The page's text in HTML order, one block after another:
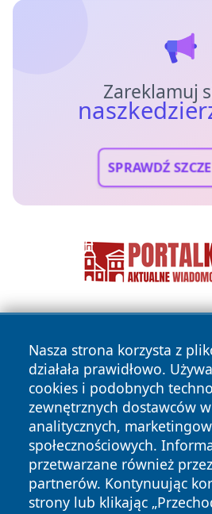
Zareklamuj
SPRAWDŹ
Nasza strona korzysta z
działała prawidłowo.
cookies i podobnych
zewnętrznych dostawców
analitycznych,
społecznościowych.
przetwarzane również
partnerów. Kontynuując
strony lub klikając
Copyright © 2026 naszkedzierzyn.pl
zastrzeżone.
News Autorzy
Polityka
Prywatności